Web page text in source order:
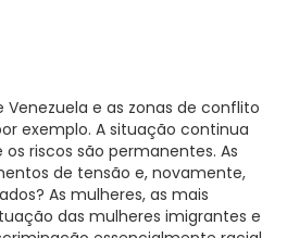
Venezuela e as zonas de conflito
exemplo. A situação continua
riscos são permanentes. As
de tensão e, novamente,
As mulheres, as mais
das mulheres imigrantes e